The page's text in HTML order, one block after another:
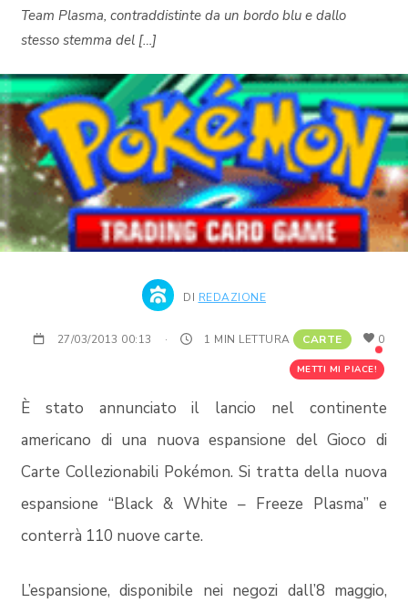
Team Plasma, contraddistinte da un bordo blu e dallo
stesso stemma del […]
DI REDAZIONE
27/03/2013 00:13 · 1 MIN LETTURA CARTE
METTI MI PIACE!
0
È stato annunciato il lancio nel continente
americano di una nuova espansione delGioco di
Carte Collezionabili Pokémon. Si tratta della nuova
espansione “Black & White – Freeze Plasma” e
conterrà 110 nuove carte.
L’espansione, disponibile nei negozi dall’8 maggio,